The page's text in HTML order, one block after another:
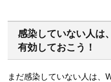
感染していない人は
有効しておこう！
まだ感染していない人は、